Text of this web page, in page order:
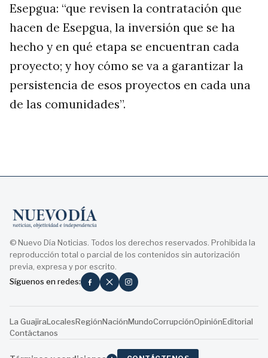
Esepgua: “que revisen la contratación que
hacen de Esepgua, la inversión que se ha
hecho y en qué etapa se encuentran cada
proyecto; y hoy cómo se va a garantizar la
persistencia de esos proyectos en cada una
de las comunidades”.
© Nuevo Día Noticias. Todos los derechos reservados. Prohibida la
reproducción total o parcial de los contenidos sin autorización
previa, expresa y por escrito.
Síguenos en redes:
La GuajiraLocalesRegiónNaciónMundoCorrupciónOpiniónEditorial
Contáctanos